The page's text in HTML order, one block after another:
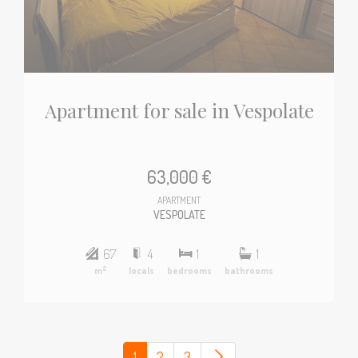
Apartment for sale in Vespolate
63,000 €
APARTMENT
VESPOLATE
67
m2
4
locals
1
bedrooms
1
bathrooms